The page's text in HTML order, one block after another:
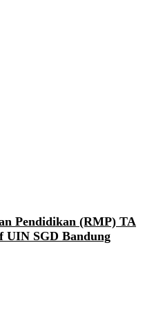
Pendidikan (RMP) TA
UIN SGD Bandung